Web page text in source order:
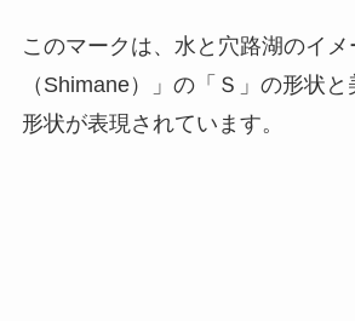
このマークは、水と穴路湖のイ
（Shimane）」の「Ｓ」の形状
形状が表現されています。